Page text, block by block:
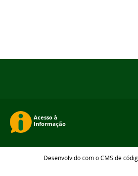
Desenvolvido com o CMS de